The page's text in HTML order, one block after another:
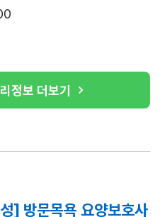
정보 더보기
] 방문목욕 요양보호사